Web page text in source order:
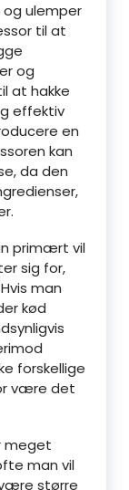
ulemper
til at
og
at hakke
effektiv
en
kan
da den
primært vil
sig for,
man
kød
forskellige
være det
meget
man vil
større